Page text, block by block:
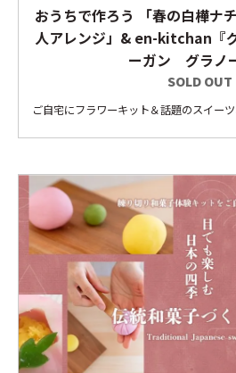
おうちで作ろう 「春の白樺ナ
人アレンジ」& en-kitchan『
ーガン グラノ
SOLD OUT
ご自宅にフラワーキット＆話題のスイー